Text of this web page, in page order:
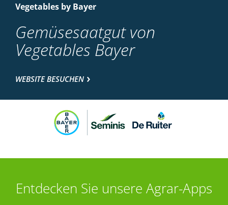
Vegetables by Bayer
Gemüsesaatgut von
Vegetables Bayer
WEBSITE BESUCHEN
Entdecken Sie unsere Agrar-Apps